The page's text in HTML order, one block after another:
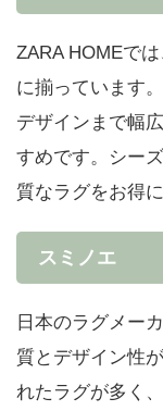
ZARA HOMEで
に揃っています
デザインまで幅
すめです。シー
質なラグをお得
スミノエ
日本のラグメー
質とデザイン性
れたラグが多く